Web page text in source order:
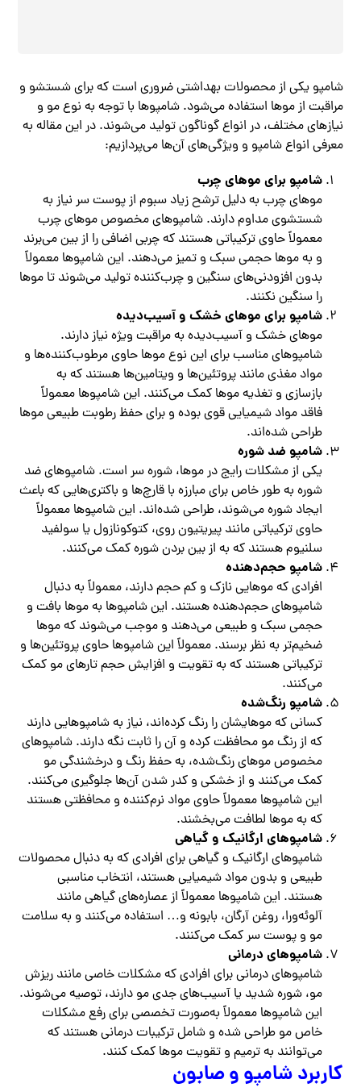
شامپو یکی از محصولات بهداشتی ضروری است که برای شستشو و
مراقبت از موها استفاده می‌شود. شامپوها با توجه به نوع مو و
نیازهای مختلف، در انواع گوناگون تولید می‌شوند. در این مقاله به
معرفی انواع شامپو و ویژگی‌های آن‌ها می‌پردازیم:
شامپو برای موهای چرب
موهای چرب به دلیل ترشح زیاد سبوم از پوست سر نیاز به
شستشوی مداوم دارند. شامپوهای مخصوص موهای چرب
معمولاً حاوی ترکیباتی هستند که چربی اضافی را از بین می‌برند
و به موها حجمی سبک و تمیز می‌دهند. این شامپوها معمولاً
بدون افزودنی‌های سنگین و چرب‌کننده تولید می‌شوند تا موها
را سنگین نکنند.
شامپو برای موهای خشک و آسیب‌دیده
موهای خشک و آسیب‌دیده به مراقبت ویژه نیاز دارند.
شامپوهای مناسب برای این نوع موها حاوی مرطوب‌کننده‌ها و
مواد مغذی مانند پروتئین‌ها و ویتامین‌ها هستند که به
بازسازی و تغذیه موها کمک می‌کنند. این شامپوها معمولاً
فاقد مواد شیمیایی قوی بوده و برای حفظ رطوبت طبیعی موها
طراحی شده‌اند.
شامپو ضد شوره
یکی از مشکلات رایج در موها، شوره سر است. شامپوهای ضد
شوره به طور خاص برای مبارزه با قارچ‌ها و باکتری‌هایی که باعث
ایجاد شوره می‌شوند، طراحی شده‌اند. این شامپوها معمولاً
حاوی ترکیباتی مانند پیریتیون روی، کتوکونازول یا سولفید
سلنیوم هستند که به از بین بردن شوره کمک می‌کنند.
شامپو حجم‌دهنده
افرادی که موهایی نازک و کم حجم دارند، معمولاً به دنبال
شامپوهای حجم‌دهنده هستند. این شامپوها به موها بافت و
حجمی سبک و طبیعی می‌دهند و موجب می‌شوند که موها
ضخیم‌تر به نظر برسند. معمولاً این شامپوها حاوی پروتئین‌ها و
ترکیباتی هستند که به تقویت و افزایش حجم تارهای مو کمک
می‌کنند.
شامپو رنگ‌شده
کسانی که موهایشان را رنگ کرده‌اند، نیاز به شامپوهایی دارند
که از رنگ مو محافظت کرده و آن را ثابت نگه دارند. شامپوهای
مخصوص موهای رنگ‌شده، به حفظ رنگ و درخشندگی مو
کمک می‌کنند و از خشکی و کدر شدن آن‌ها جلوگیری می‌کنند.
این شامپوها معمولاً حاوی مواد نرم‌کننده و محافظتی هستند
که به موها لطافت می‌بخشند.
شامپوهای ارگانیک و گیاهی
شامپوهای ارگانیک و گیاهی برای افرادی که به دنبال محصولات
طبیعی و بدون مواد شیمیایی هستند، انتخاب مناسبی
هستند. این شامپوها معمولاً از عصاره‌های گیاهی مانند
آلوئه‌ورا، روغن آرگان، بابونه و… استفاده می‌کنند و به سلامت
مو و پوست سر کمک می‌کنند.
شامپوهای درمانی
شامپوهای درمانی برای افرادی که مشکلات خاصی مانند ریزش
مو، شوره شدید یا آسیب‌های جدی مو دارند، توصیه می‌شوند.
این شامپوها معمولاً به‌صورت تخصصی برای رفع مشکلات
خاص مو طراحی شده و شامل ترکیبات درمانی هستند که
می‌توانند به ترمیم و تقویت موها کمک کنند.
کاربرد شامپو و صابون